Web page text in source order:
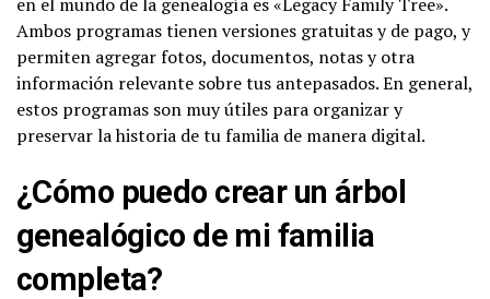
Ambos programas tienen versiones gratuitas y de pago, y
permiten agregar fotos, documentos, notas y otra
información relevante sobre tus antepasados. En general,
estos programas son muy útiles para organizar y
preservar la historia de tu familia de manera digital.
¿Cómo puedo crear un árbol
genealógico de mi familia
completa?